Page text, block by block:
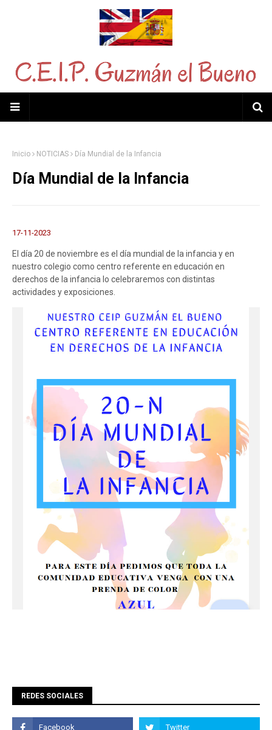
Inicio NOTICIAS Día Mundial de la Infancia
Día Mundial de la Infancia
17-11-2023
El día 20 de noviembre es el día mundial de la infancia y en
nuestro colegio como centro referente en educación en
derechos de la infancia lo celebraremos con distintas
actividades y exposiciones.
REDES SOCIALES